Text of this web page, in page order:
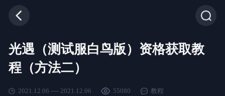
光遇（测试服白鸟版）资格获取教
程（方法二）
2021.12.06 ---- 2021.12.06 55080 教程